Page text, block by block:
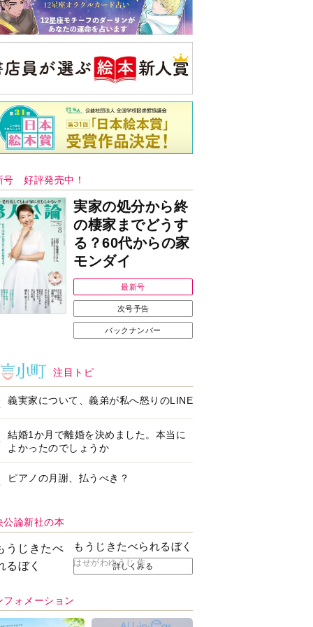
号 好評発売中！
実家の処分から終
の棲家までどうす
る？60代からの家
モンダイ
最新号
次号予告
バックナンバー
注目トピ
義実家について、義弟が私へ怒りのLINE
結婚1か月で離婚を決めました。本当に
よかったのでしょうか
ピアノの月謝、払うべき？
公論新社の本
もうじきたべられるぼく
はせがわゆうじ 作
詳しくみる
フォメーション